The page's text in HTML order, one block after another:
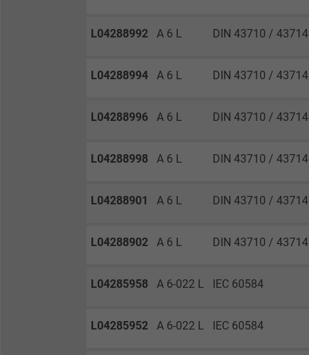
Name
Name
Anbieter
Zweck
L04288992 A 6 L DIN 43710 / 43714
L04288994 A 6 L DIN 43710 / 43714
L04288996 A 6 L DIN 43710 / 43714
L04288998 A 6 L DIN 43710 / 43714
L04288901 A 6 L DIN 43710 / 43714
L04288902 A 6 L DIN 43710 / 43714
L04285958 A 6-022 L IEC 60584
L04285952 A 6-022 L IEC 60584